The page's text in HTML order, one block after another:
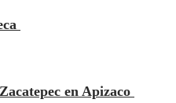
en Apizaco